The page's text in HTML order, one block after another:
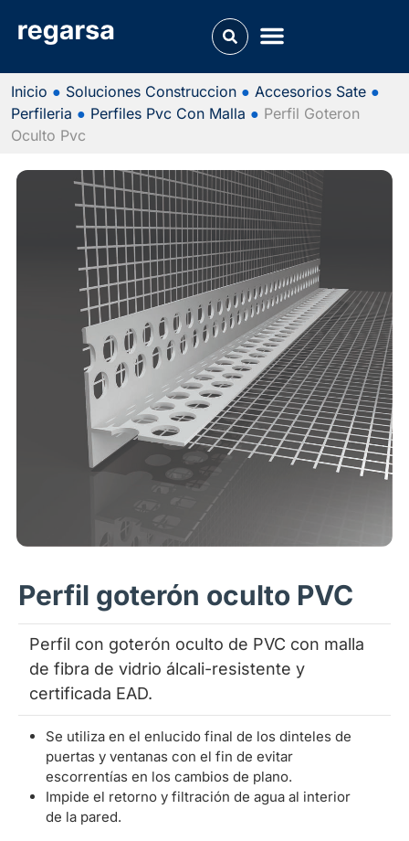
Inicio ● Soluciones Construccion ● Accesorios Sate ●
Perfileria ● Perfiles Pvc Con Malla ● Perfil Goteron
Oculto Pvc
Perfil goterón oculto PVC
Perfil con goterón oculto de PVC con malla
de fibra de vidrio álcali-resistente y
certificada EAD.
Se utiliza en el enlucido final de los dinteles de
puertas y ventanas con el fin de evitar
escorrentías en los cambios de plano.
Impide el retorno y filtración de agua al interior
de la pared.